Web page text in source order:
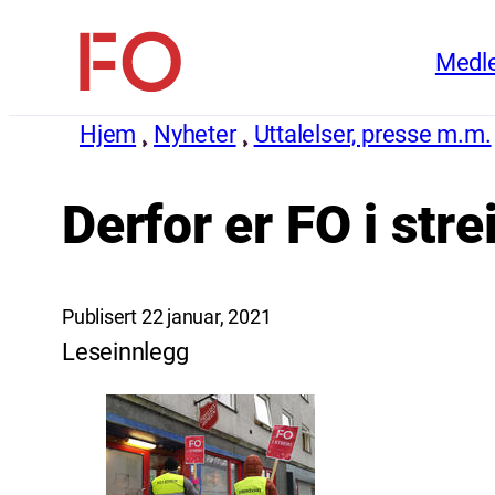
innholdFO
(Fellesorganisasjonen)
Hjem Nyheter Uttalelser, presse m.m.
Derfor er FO i
Publisert 22 januar, 2021
Leseinnlegg